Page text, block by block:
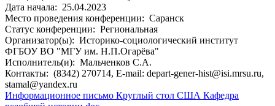
Дата начала: 25.04.2023
Место проведения конференции: Саранск
Статус конференции: Региональная
Организатор(ы): Историко-социологический институт
ФГБОУ ВО "МГУ им. Н.П.Огарёва"
Исполнитель(и): Мальченков С.А.
Контакты: (8342) 270714, E-mail: depart-gener-hist@isi.mrsu.ru,
stamal@yandex.ru
Информационное письмо Круглый стол США Кафедра